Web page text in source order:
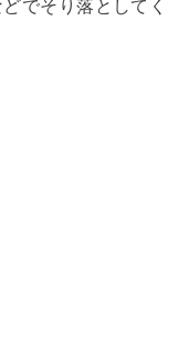
でそり落としてく